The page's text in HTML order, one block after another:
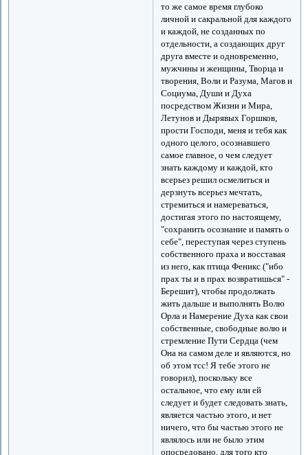
то же самое время глубоко
личной и сакральной для каждого
и каждой, не созданных по
отдельности, а создающих друг
друга вместе и одновременно,
мужчины и женщины, Творца и
творения, Воли и Разума, Магов и
Социума, Души и Духа
посредством Жизни и Мира,
Летунов и Дырявых Горшков,
прости Господи, меня и тебя как
одного целого, осознавшего
самое главное, о чем следует
знать каждому и каждой, кто
всерьез решил осмелиться и
дерзнуть всерьез мечтать,
стремиться и намереваться,
достигая этого по настоящему,
"сохранить осознание и память о
себе", переступая через ступень
собственного праха и восставая
из него, как птица Феникс ("ибо
прах ты и в прах возвратишься" -
Берешит), чтобы продолжать
жить дальше и выполнять Волю
Орла и Намерение Духа как свои
собственные, свободные волю и
стремление Пути Сердца (чем
Она на самом деле и являются, но
об этом тсс! Я тебе этого не
говорил), поскольку все
остальное, что ему или ей
следует и будет следовать знать,
является частью этого, и нет
ничего, что бы частью этого не
являлось или не было этим
опосредовано, для того кто